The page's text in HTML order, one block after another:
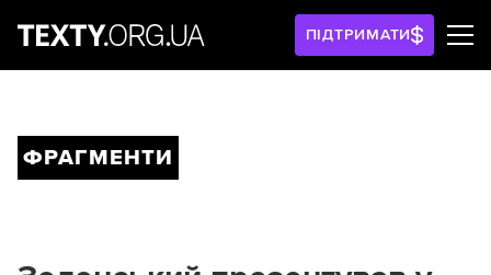
ПІДТРИМАТИ
ФРАГМЕНТИ